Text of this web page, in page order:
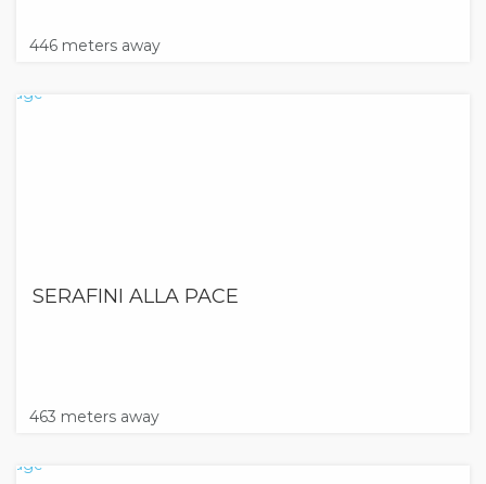
446 meters away
SERAFINI ALLA PACE
463 meters away